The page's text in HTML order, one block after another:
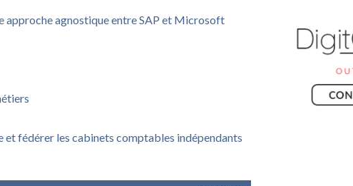
approche agnostique entre SAP et Microsoft
et fédérer les cabinets comptables indépendants